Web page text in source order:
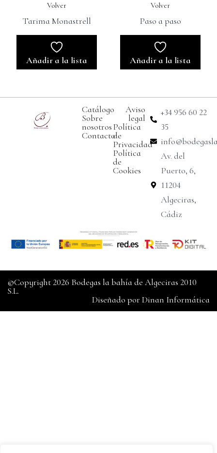
Volver
Tarima Monastrell
Añadir a la lista
Volver
Paso a paso
Añadir a la lista
Catálogo
Sobre
nosotros
Contacto
Aviso
legal
Política
de
Privacidad
Política
de
Cookies
+34 956 60 22
35
Av. del
Puerto, 6,
11204
Algeciras,
Cádiz
©Copyright 2026 Bodegas la bahía de Algeciras 2010
S.L.
Diseñado por Dinan Informática